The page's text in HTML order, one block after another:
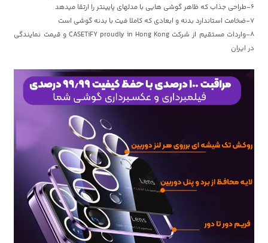
6-طراحی جذاب که ظاهر گوشی هایی با مدلهای پایینتر را ارتقا میدهد
7-ضخامت استاندارد بدنه و ابعادی که کاملا فیت با بدنه گوشی است
8-واردات مستقیم از شرکت
CASETiFY proudly in Hong Kong و قیمت نمایندگی
در ایران